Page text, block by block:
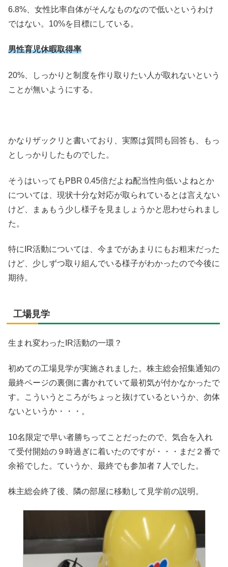
6.8%、女性比率自体がそんなものなので低いというわけ
ではない。10%を目標にしている。
男性育児休暇取得率
20%、しっかりと制度を作り取りたい人が取れないという
ことが無いようにする。
かなりザックリと書いており、実際は質問も回答も、もっ
としっかりしたものでした。
そうはいってもPBR 0.45倍だよね配当性向低いよねとか
については、現状十分な対応が取られているとは言えない
けど、まぁもう少し様子を見ましょうかと思わせられまし
た。
特にIR活動については、今までがあまりにもお粗末だった
けど、少しずつ取り組んでいる様子がわかったので今後に
期待。
工場見学
生まれ変わったIR活動の一環？
初めての工場見学が実施されました。株主総会招集通知の
最終ページの裏側に書かれていて最初気が付かなかったで
す。こういうところがちょっと抜けているというか、勿体
ないというか・・・。
10名限定で早い者勝ちってことだったので、気合を入れ
て受付開始の９時過ぎに着いたのですが・・・まだ２番で
余裕でした。ていうか、最終でも参加者７人でした。
株主総会終了後、隣の部屋に移動して見学前の説明。